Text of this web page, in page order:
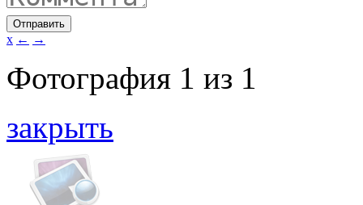
Отправить
x ← →
Фотография 1 из 1
закрыть